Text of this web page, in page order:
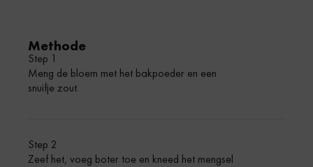
Methode
Step 1
Meng de bloem met het bakpoeder en een
snuifje zout.
Step 2
Zeef het, voeg boter toe en kneed het mengsel